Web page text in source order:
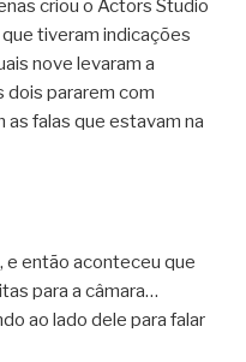
criou o Actors Studio
tiveram indicações
nove levaram a
dois pararem com
as falas que estavam na
e então aconteceu que
para a câmara…
ao lado dele para falar